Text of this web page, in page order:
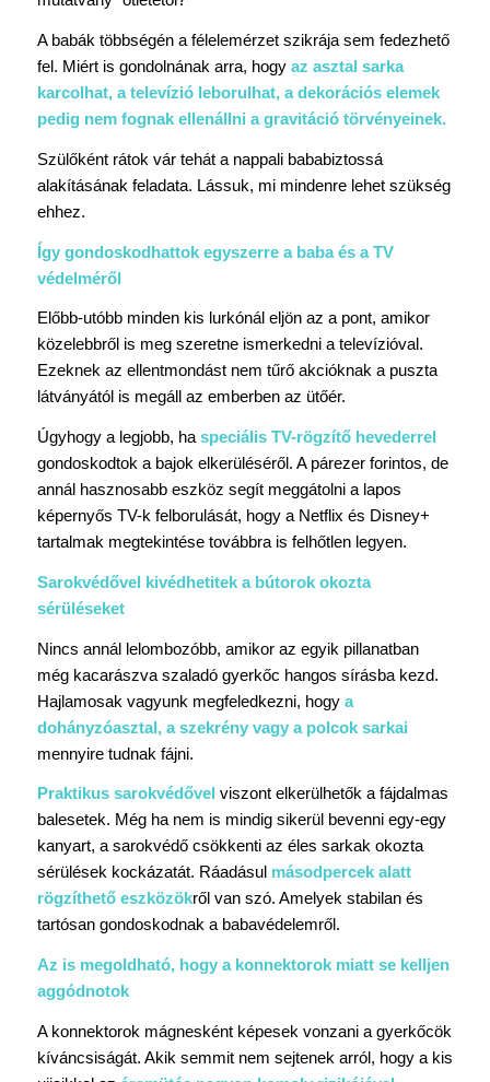
A babák többségén a félelemérzet szikrája sem fedezhető
fel. Miért is gondolnának arra, hogy az asztal sarka
karcolhat, a televízió leborulhat, a dekorációs elemek
pedig nem fognak ellenállni a gravitáció törvényeinek.
Szülőként rátok vár tehát a nappali bababiztossá
alakításának feladata. Lássuk, mi mindenre lehet szükség
ehhez.
Így gondoskodhattok egyszerre a baba és a TV
védelméről
Előbb-utóbb minden kis lurkónál eljön az a pont, amikor
közelebbről is meg szeretne ismerkedni a televízióval.
Ezeknek az ellentmondást nem tűrő akcióknak a puszta
látványától is megáll az emberben az ütőér.
Úgyhogy a legjobb, ha speciális TV-rögzítő hevederrel
gondoskodtok a bajok elkerüléséről. A párezer forintos, de
annál hasznosabb eszköz segít meggátolni a lapos
képernyős TV-k felborulását, hogy a Netflix és Disney+
tartalmak megtekintése továbbra is felhőtlen legyen.
Sarokvédővel kivédhetitek a bútorok okozta
sérüléseket
Nincs annál lelombozóbb, amikor az egyik pillanatban
még kacarászva szaladó gyerkőc hangos sírásba kezd.
Hajlamosak vagyunk megfeledkezni, hogya
dohányzóasztal, a szekrény vagy a polcok sarkai
mennyire tudnak fájni.
Praktikus sarokvédővel viszont elkerülhetők a fájdalmas
balesetek. Még ha nem is mindig sikerül bevenni egy-egy
kanyart, a sarokvédő csökkenti az éles sarkak okozta
sérülések kockázatát. Ráadásul másodpercek alatt
rögzíthető eszközökről van szó. Amelyek stabilan és
tartósan gondoskodnak a babavédelemről.
Az is megoldható, hogy a konnektorok miatt se kelljen
aggódnotok
A konnektorok mágnesként képesek vonzani a gyerkőcök
kíváncsiságát. Akik semmit nem sejtenek arról, hogy a kis